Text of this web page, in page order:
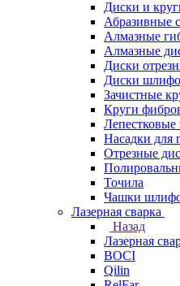
Диски и
Абразивные
Алмазные
Алмазные
Диски
Диски
Зачистные
Круги
Насадки для
Отрезные
Точила
Чашки
Лазерная сварка
Назад
Лазерная
BOCI
Qilin